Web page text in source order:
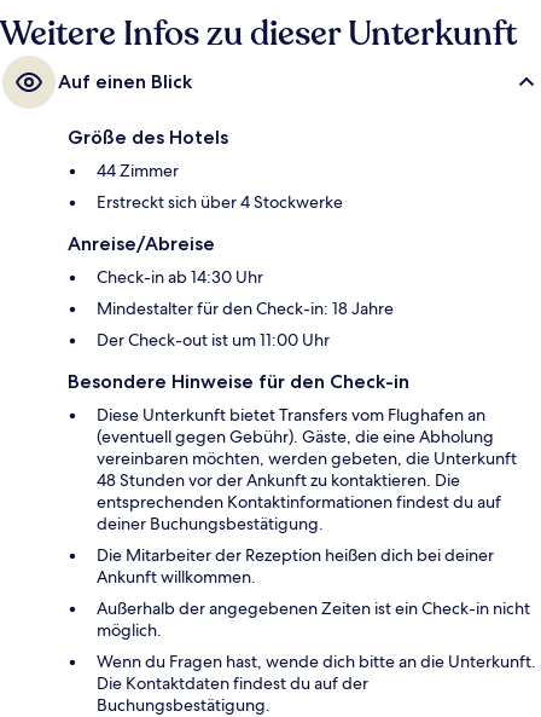
Weitere Infos zu dieser Unterkunft
Auf einen Blick
Größe des Hotels
44 Zimmer
Erstreckt sich über 4 Stockwerke
Anreise/Abreise
Check-in ab 14:30 Uhr
Mindestalter für den Check-in: 18 Jahre
Der Check-out ist um 11:00 Uhr
Besondere Hinweise für den Check-in
Diese Unterkunft bietet Transfers vom Flughafen an
(eventuell gegen Gebühr). Gäste, die eine Abholung
vereinbaren möchten, werden gebeten, die Unterkunft
48 Stunden vor der Ankunft zu kontaktieren. Die
entsprechenden Kontaktinformationen findest du auf
deiner Buchungsbestätigung.
Die Mitarbeiter der Rezeption heißen dich bei deiner
Ankunft willkommen.
Außerhalb der angegebenen Zeiten ist ein Check-in nicht
möglich.
Wenn du Fragen hast, wende dich bitte an die Unterkunft.
Die Kontaktdaten findest du auf der
Buchungsbestätigung.